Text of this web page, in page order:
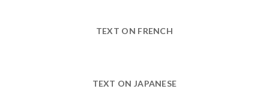
TEXT ON FRENCH
TEXT ON JAPANESE